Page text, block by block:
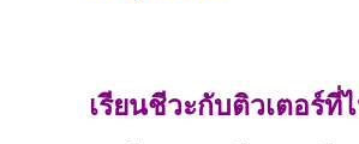
เรียนชีวะกับติวเตอร์ที่